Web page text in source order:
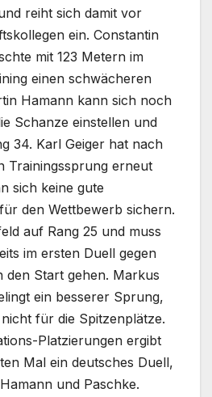
reiht sich damit vor
ein. Constantin
mit 123 Metern im
einen schwächeren
Hamann kann sich noch
Schanze einstellen und
34. Karl Geiger hat nach
Trainingssprung erneut
sich keine gute
den Wettbewerb sichern.
auf Rang 25 und muss
im ersten Duell gegen
den Start gehen. Markus
ein besserer Sprung,
für die Spitzenplätze.
Platzierungen ergibt
Mal ein deutsches Duell,
und Paschke.